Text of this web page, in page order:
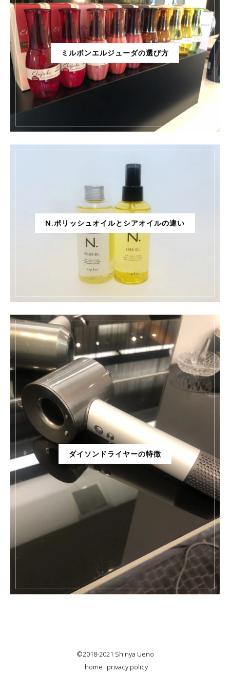
ミルボンエルジューダの選び方
N.ポリッシュオイルとシアオイルの違い
ダイソンドライヤーの特徴
©2018-2021 Shinya Ueno
home privacy policy